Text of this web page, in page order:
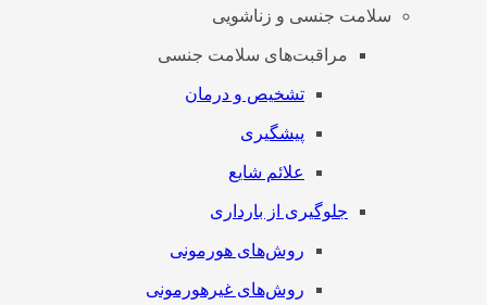
سلامت جنسی و زناشویی
مراقبت‌های سلامت جنسی
تشخیص و درمان
پیشگیری
علائم شایع
جلوگیری از بارداری
روش‌های هورمونی
روش‌های غیرهورمونی